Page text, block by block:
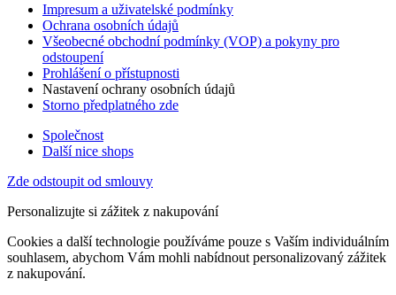
Impresum a uživatelské podmínky
Ochrana osobních údajů
Všeobecné obchodní podmínky (VOP) a pokyny pro
odstoupení
Prohlášení o přístupnosti
Nastavení ochrany osobních údajů
Storno předplatného zde
Společnost
Další nice shops
Zde odstoupit od smlouvy
Personalizujte si zážitek z nakupování
Cookies a další technologie používáme pouze s Vaším individuálním
souhlasem, abychom Vám mohli nabídnout personalizovaný zážitek
z nakupování.